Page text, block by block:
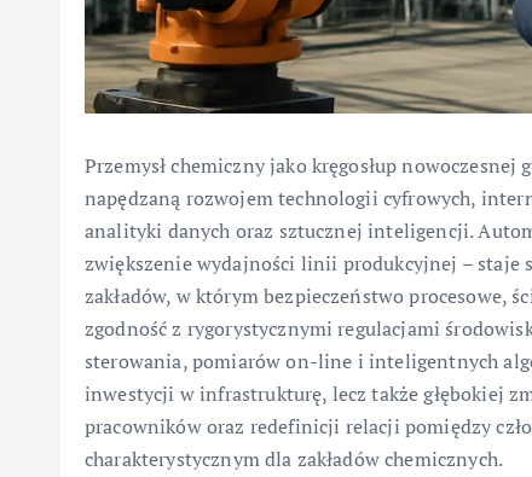
Przemysł chemiczny jako kręgosłup
napędzaną rozwojem technologii cyfrowych,
analityki danych oraz sztucznej inteligencji.
zwiększenie wydajności linii produkcyjnej – staje
zakładów, w którym bezpieczeństwo procesowe,
zgodność z rygorystycznymi regulacjami
sterowania, pomiarów on-line i inteligentnych
inwestycji w infrastrukturę, lecz także głębokiej
pracowników oraz redefinicji relacji pomiędzy
charakterystycznym dla zakładów chemicznych.